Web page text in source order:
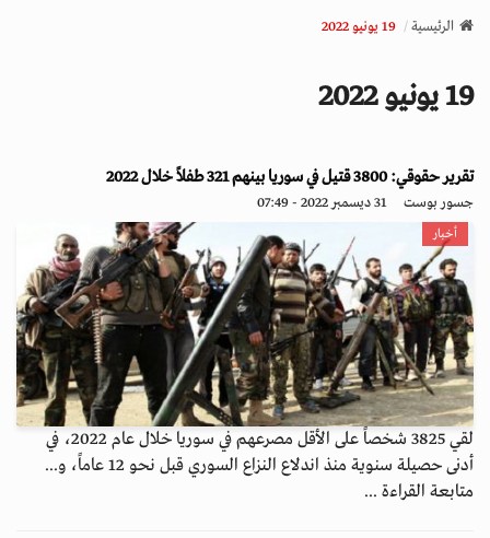
v
a
o
n
الرئيسية 19 يونيو 2022
19 يونيو 2022
تقرير حقوقي: 3800 قتيل في سوريا بينهم 321 طفلاً خلال 2022
جسور بوست 31 ديسمبر 2022 - 07:49
أخبار
لقي 3825 شخصاً على الأقل مصرعهم في سوريا خلال عام 2022، في
أدنى حصيلة سنوية منذ اندلاع النزاع السوري قبل نحو 12 عاماً، و...
متابعة القراءة ...